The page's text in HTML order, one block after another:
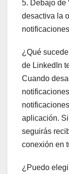
5. Debajo de
desactiva la
¿Qué
de LinkedIn
Cuando
aplicación.
seguirás
conexión en
¿Puedo